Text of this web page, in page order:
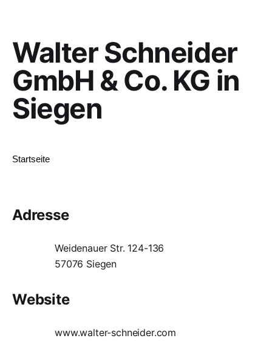
Walter Schneider
GmbH & Co. KG in
Siegen
Startseite
Adresse
Weidenauer Str. 124-136
57076 Siegen
Website
www.walter-schneider.com